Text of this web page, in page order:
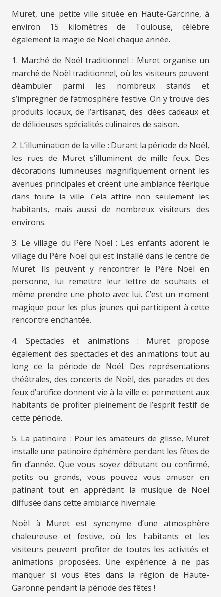
Muret, une petite ville située en Haute-Garonne, à
environ 15 kilomètres de Toulouse, célèbre
également la magie de Noël chaque année.
1. Marché de Noël traditionnel : Muret organise un
marché de Noël traditionnel, où les visiteurs peuvent
déambuler parmi les nombreux stands et
s’imprégner de l’atmosphère festive. On y trouve des
produits locaux, de l’artisanat, des idées cadeaux et
de délicieuses spécialités culinaires de saison.
2. L’illumination de la ville : Durant la période de Noël,
les rues de Muret s’illuminent de mille feux. Des
décorations lumineuses magnifiquement ornent les
avenues principales et créent une ambiance féerique
dans toute la ville. Cela attire non seulement les
habitants, mais aussi de nombreux visiteurs des
environs.
3. Le village du Père Noël : Les enfants adorent le
village du Père Noël qui est installé dans le centre de
Muret. Ils peuvent y rencontrer le Père Noël en
personne, lui remettre leur lettre de souhaits et
même prendre une photo avec lui. C’est un moment
magique pour les plus jeunes qui participent à cette
rencontre enchantée.
4. Spectacles et animations : Muret propose
également des spectacles et des animations tout au
long de la période de Noël. Des représentations
théâtrales, des concerts de Noël, des parades et des
feux d’artifice donnent vie à la ville et permettent aux
habitants de profiter pleinement de l’esprit festif de
cette période.
5. La patinoire : Pour les amateurs de glisse, Muret
installe une patinoire éphémère pendant les fêtes de
fin d’année. Que vous soyez débutant ou confirmé,
petits ou grands, vous pouvez vous amuser en
patinant tout en appréciant la musique de Noël
diffusée dans cette ambiance hivernale.
Noël à Muret est synonyme d’une atmosphère
chaleureuse et festive, où les habitants et les
visiteurs peuvent profiter de toutes les activités et
animations proposées. Une expérience à ne pas
manquer si vous êtes dans la région de Haute-
Garonne pendant la période des fêtes !